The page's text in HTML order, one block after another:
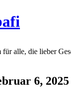
alle, die lieber
6, 2025